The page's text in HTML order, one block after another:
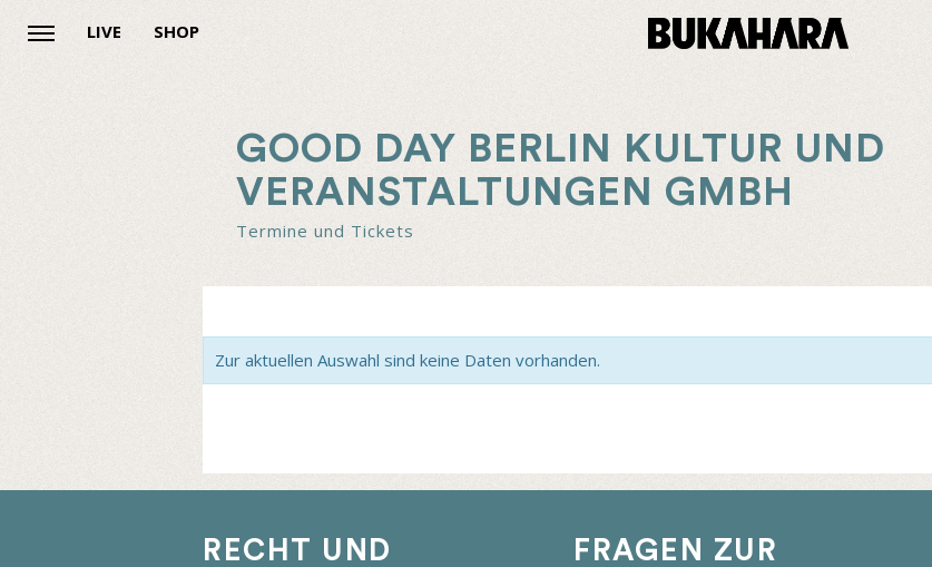
LIVE SHOP
GOOD DAY BERLIN KULTUR UND
VERANSTALTUNGEN GMBH
Termine und Tickets
Zur aktuellen Auswahl sind keine Daten vorhanden.
RECHT UND
FRAGEN ZUR